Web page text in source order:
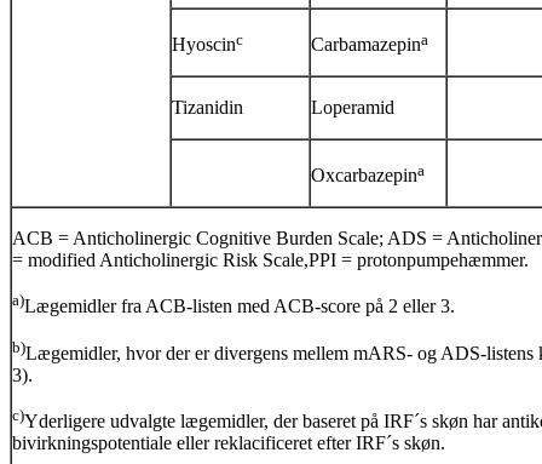
Hyoscinc Carbamazepina
Tizanidin Loperamid
Oxcarbazepina
ACB = Anticholinergic Cognitive Burden Scale; ADS =
= modified Anticholinergic Risk Scale,PPI = protonpumpehæmmer.
a)Lægemidler fra ACB-listen med ACB-score på 2 eller 3.
b)Lægemidler, hvor der er divergens mellem mARS- og ADS-listens
3).
c)Yderligere udvalgte lægemidler, der baseret på IRF´s skøn har
bivirkningspotentiale eller reklacificeret efter IRF´s skøn.